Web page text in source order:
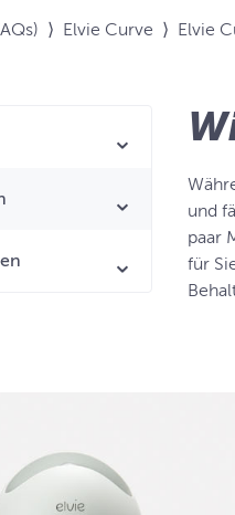
⟩ Elvie Curve ⟩ Elvie
und
paar
für